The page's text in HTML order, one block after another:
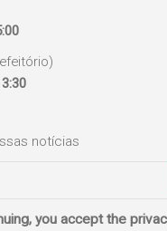
notícias
you accept the